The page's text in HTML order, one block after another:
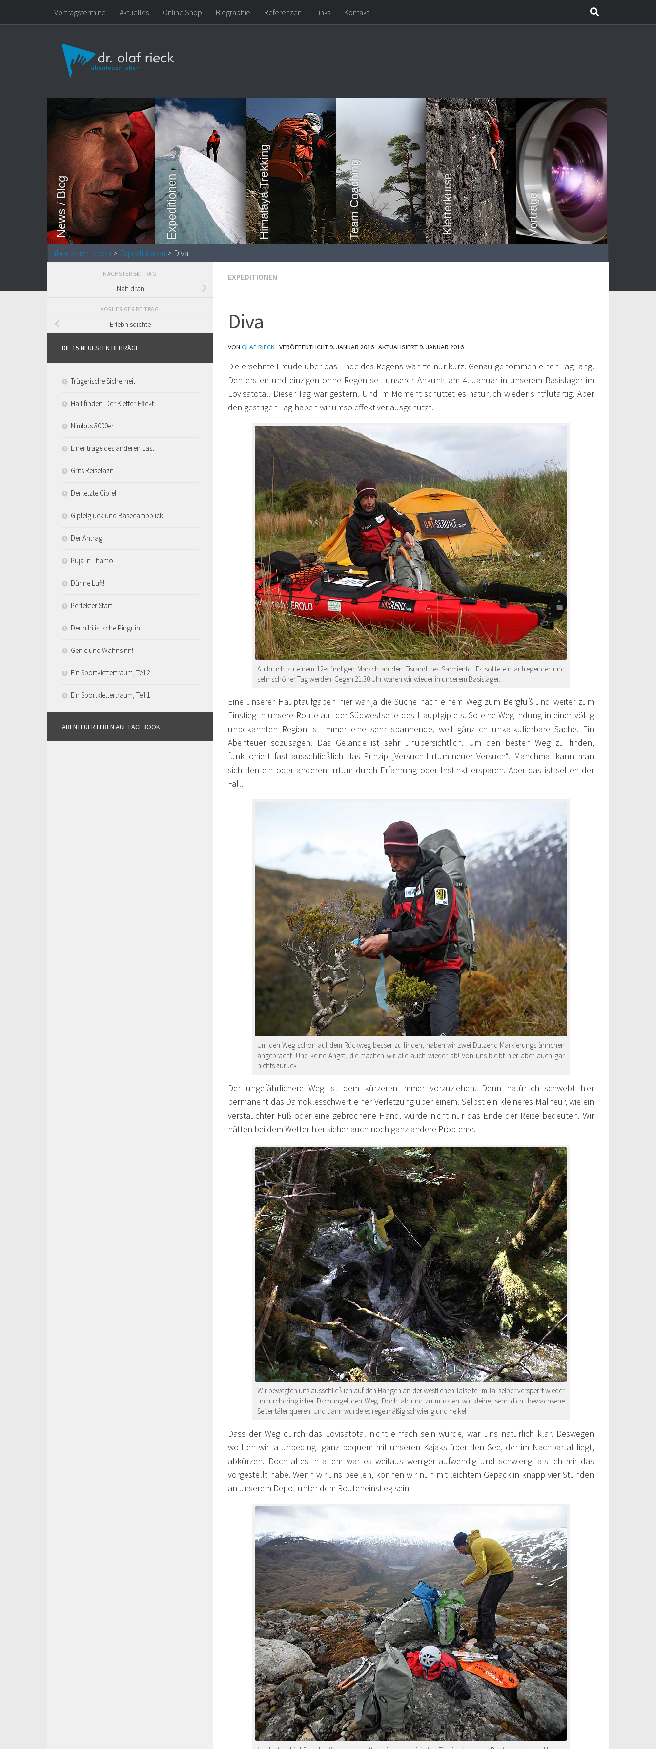
Zum Inhalt springen
Vortragstermine Aktuelles Online Shop Biographie Referenzen Links Kontakt
News / Blog Expeditionen Himalaya Trekking Team Coaching Kletterkurse Vorträge
abenteuer leben > Expeditionen > Diva
EXPEDITIONEN
Diva
VON OLAF RIECK · VERÖFFENTLICHT9. JANUAR 2016 · AKTUALISIERT9. JANUAR 2016
Die ersehnte Freude über das Ende des Regens währte nur kurz. Genau genommen einen Tag lang.
Den ersten und einzigen ohne Regen seit unserer Ankunft am 4. Januar in unserem Basislager im
Lovisatotal. Dieser Tag war gestern. Und im Moment schüttet es natürlich wieder sintflutartig. Aber
den gestrigen Tag haben wir umso effektiver ausgenutzt.
Aufbruch zu einem 12-stündigen Marsch an den Eisrand des Sarmiento. Es sollte ein aufregender und
sehr schöner Tag werden! Gegen 21.30 Uhr waren wir wieder in unserem Basislager.
Eine unserer Hauptaufgaben hier war ja die Suche nach einem Weg zum Bergfuß und weiter zum
Einstieg in unsere Route auf der Südwestseite des Hauptgipfels. So eine Wegfindung in einer völlig
unbekannten Region ist immer eine sehr spannende, weil gänzlich unkalkulierbare Sache. Ein
Abenteuer sozusagen. Das Gelände ist sehr unübersichtlich. Um den besten Weg zu finden,
funktioniert fast ausschließlich das Prinzip „Versuch-Irrtum-neuer Versuch“. Manchmal kann man
sich den ein oder anderen Irrtum durch Erfahrung oder Instinkt ersparen. Aber das ist selten der
Fall.
Um den Weg schon auf dem Rückweg besser zu finden, haben wir zwei Dutzend Markierungsfähnchen
angebracht. Und keine Angst, die machen wir alle auch wieder ab! Von uns bleibt hier aber auch gar
nichts zurück.
Der ungefährlichere Weg ist dem kürzeren immer vorzuziehen. Denn natürlich schwebt hier
permanent das Damoklesschwert einer Verletzung über einem. Selbst ein kleineres Malheur, wie ein
verstauchter Fuß oder eine gebrochene Hand, würde nicht nur das Ende der Reise bedeuten. Wir
hätten bei dem Wetter hier sicher auch noch ganz andere Probleme.
Wir bewegten uns ausschließlich auf den Hängen an der westlichen Talseite. Im Tal selber versperrt wieder
undurchdringlicher Dschungel den Weg. Doch ab und zu mussten wir kleine, sehr dicht bewachsene
Seitentäler queren. Und dann wurde es regelmäßig schwierig und heikel.
Dass der Weg durch das Lovisatotal nicht einfach sein würde, war uns natürlich klar. Deswegen
wollten wir ja unbedingt ganz bequem mit unseren Kajaks über den See, der im Nachbartal liegt,
abkürzen. Doch alles in allem war es weitaus weniger aufwendig und schwierig, als ich mir das
vorgestellt habe. Wenn wir uns beeilen, können wir nun mit leichtem Gepäck in knapp vier Stunden
an unserem Depot unter dem Routeneinstieg sein.
NÄCHSTER BEITRAG
Nah dran
VORHERIGER BEITRAG
Erlebnisdichte
DIE 15 NEUESTEN BEITRÄGE
Trügerische Sicherheit
Halt finden! Der Kletter-Effekt.
Nimbus 8000er
Einer trage des anderen Last
Grits Reisefazit
Der letzte Gipfel
Gipfelglück und Basecampblick
Der Antrag
Puja in Thamo
Dünne Luft!
Perfekter Start!
Der nihilistische Pinguin
Genie und Wahnsinn!
Ein Sportklettertraum, Teil 2
Ein Sportklettertraum, Teil 1
ABENTEUER LEBEN AUF FACEBOOK